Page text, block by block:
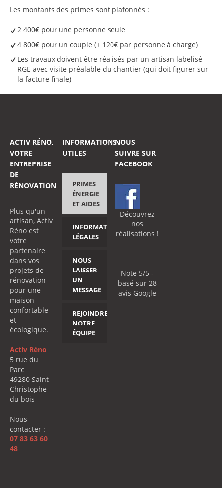
Les montants des primes sont plafonnés :
2 400€ pour une personne seule
4 800€ pour un couple (+ 120€ par personne à charge)
Les travaux doivent être réalisés par un artisan labelisé
RGE avec visite préalable du chantier (qui doit figurer sur
la facture finale)
ACTIV RÉNO,
VOTRE
ENTREPRISE
DE
RÉNOVATION
Plus qu'un
artisan, Activ
Réno est
votre
partenaire
dans vos
projets de
rénovation
pour une
maison
confortable
et
écologique.
Activ Réno
5 rue du
Parc
49280 Saint
Christophe
du bois
Nous
contacter :
07 83 63 60
48
INFORMATIONS
UTILES
PRIMES
ÉNERGIE
ET AIDES
INFORMATIONS
LÉGALES
NOUS
LAISSER
UN
MESSAGE
REJOINDRE
NOTRE
ÉQUIPE
NOUS
SUIVRE SUR
FACEBOOK
Découvrez
nos
réalisations !
Noté 5/5 -
basé sur 28
avis Google